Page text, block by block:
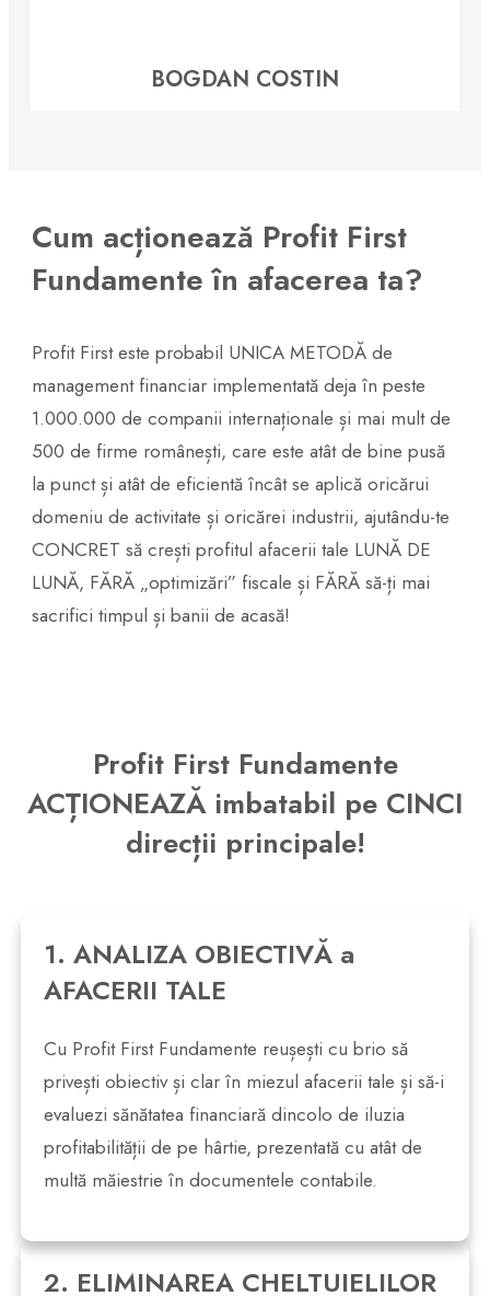
BOGDAN COSTIN
Cum acționează Profit First
Fundamente în afacerea ta?
Profit First este probabil UNICA METODĂ de
management financiar implementată deja în peste
1.000.000 de companii internaționale și mai mult de
500 de firme românești, care este atât de bine pusă
la punct și atât de eficientă încât se aplică oricărui
domeniu de activitate și oricărei industrii, ajutându-te
CONCRET să crești profitul afacerii tale LUNĂ DE
LUNĂ, FĂRĂ „optimizări” fiscale și FĂRĂ să-ți mai
sacrifici timpul și banii de acasă!
Profit First Fundamente
ACȚIONEAZĂ imbatabil pe CINCI
direcții principale!
1. ANALIZA OBIECTIVĂ a
AFACERII TALE
Cu Profit First Fundamente reușești cu brio să
privești obiectiv și clar în miezul afacerii tale și să-i
evaluezi sănătatea financiară dincolo de iluzia
profitabilității de pe hârtie, prezentată cu atât de
multă măiestrie în documentele contabile.
2. ELIMINAREA CHELTUIELILOR